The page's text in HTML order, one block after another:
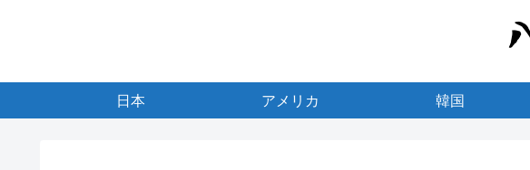
日本 アメリカ 韓国